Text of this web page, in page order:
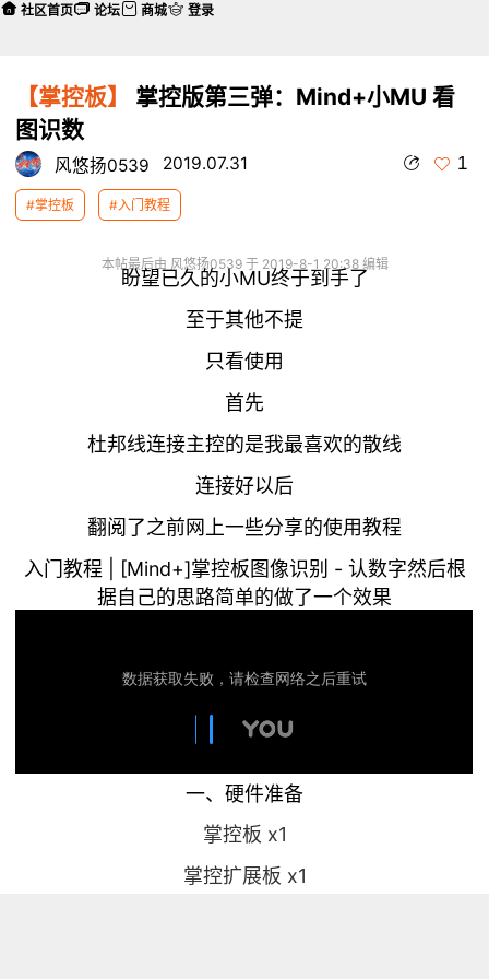
【掌控板】
掌控版第三弹：Mind+小MU 看
图识数
风悠扬0539 2019.07.31 1
#掌控板 #入门教程
本帖最后由 风悠扬0539 于 2019-8-1 20:38 编辑
盼望已久的小MU终于到手了
至于其他不提
只看使用
首先
杜邦线连接主控的是我最喜欢的散线
连接好以后
翻阅了之前网上一些分享的使用教程
入门教程 | [Mind+]掌控板图像识别 - 认数字然后根
据自己的思路简单的做了一个效果
一、硬件准备
掌控板 x1
掌控扩展板 x1
社区首页 论坛 商城 登录